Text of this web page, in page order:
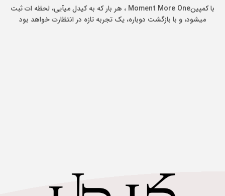
با کمپینMoment More One ، هر بار که به کیدل میآیی، لحظه ات ثبت
میشود، و با بازگشت دوباره، یک تجربه تازه در انتظارت خواهد بود